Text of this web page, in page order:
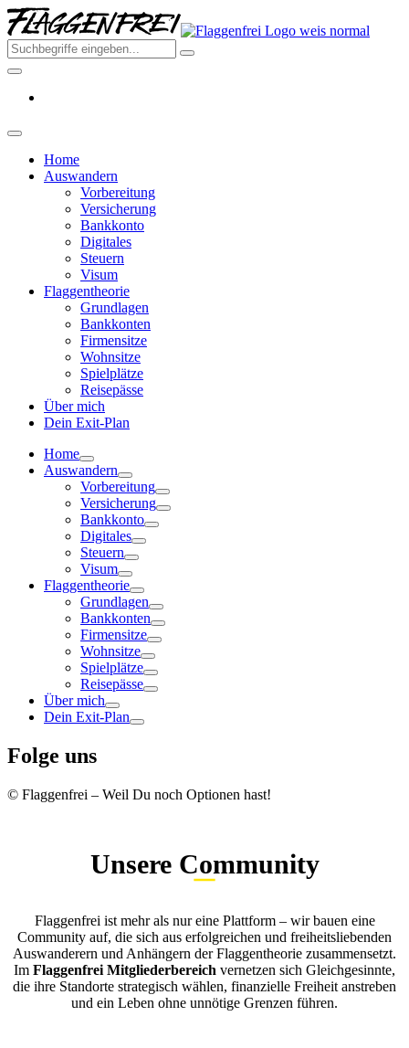
Skip
to
the
content
Home
Auswandern
Vorbereitung
Versicherung
Bankkonto
Digitales
Steuern
Visum
Flaggentheorie
Grundlagen
Bankkonten
Firmensitze
Wohnsitze
Spielplätze
Reisepässe
Über mich
Dein Exit-Plan
Home
Auswandern
Vorbereitung
Versicherung
Bankkonto
Digitales
Steuern
Visum
Flaggentheorie
Grundlagen
Bankkonten
Firmensitze
Wohnsitze
Spielplätze
Reisepässe
Über mich
Dein Exit-Plan
Folge uns
© Flaggenfrei – Weil Du noch Optionen hast!
Unsere Community
Flaggenfrei ist mehr als nur eine Plattform – wir bauen eine
Community auf, die sich aus erfolgreichen und freiheitsliebenden
Auswanderern und Anhängern der Flaggentheorie zusammensetzt.
Im Flaggenfrei Mitgliederbereich vernetzen sich Gleichgesinnte,
die ihre Standorte strategisch wählen, finanzielle Freiheit anstreben
und ein Leben ohne unnötige Grenzen führen.